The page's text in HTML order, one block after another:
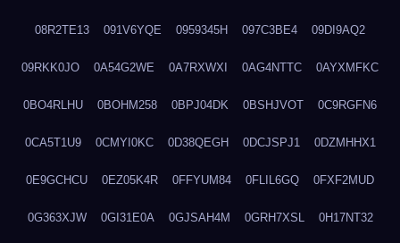
08R2TE13 091V6YQE 0959345H 097C3BE4 09DI9AQ2
09RKK0JO 0A54G2WE 0A7RXWXI 0AG4NTTC 0AYXMFKC
0BO4RLHU 0BOHM258 0BPJ04DK 0BSHJVOT 0C9RGFN6
0CA5T1U9 0CMYI0KC 0D38QEGH 0DCJSPJ1 0DZMHHX1
0E9GCHCU 0EZ05K4R 0FFYUM84 0FLIL6GQ 0FXF2MUD
0G363XJW 0GI31E0A 0GJSAH4M 0GRH7XSL 0H17NT32